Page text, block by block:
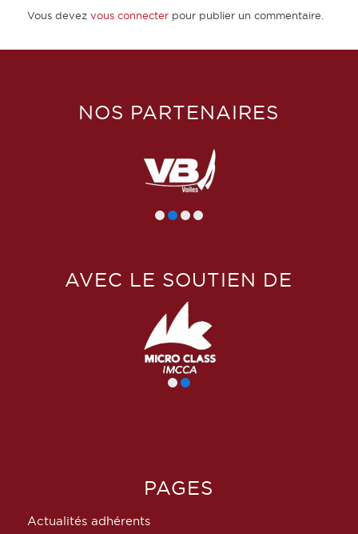
Vous devez vous connecterpour publier un commentaire.
NOS PARTENAIRES
AVEC LE SOUTIEN DE
PAGES
Actualités adhérents